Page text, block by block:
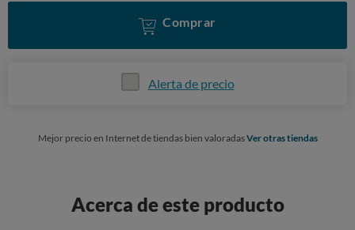
Comprar
Alerta de precio
Mejor precio en Internet de tiendas bien valoradasVer otras tiendas
Acerca de este producto